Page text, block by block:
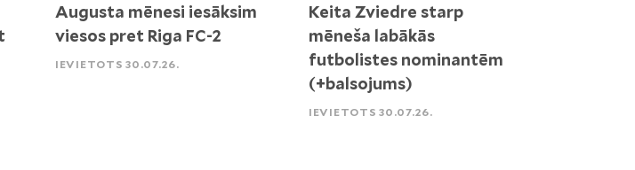
Augusta mēnesi iesāksim
viesos pret Riga FC-2
IEVIETOTS 30.07.26.
Keita Zviedre starp
mēneša labākās
futbolistes nominantēm
(+balsojums)
IEVIETOTS 30.07.26.